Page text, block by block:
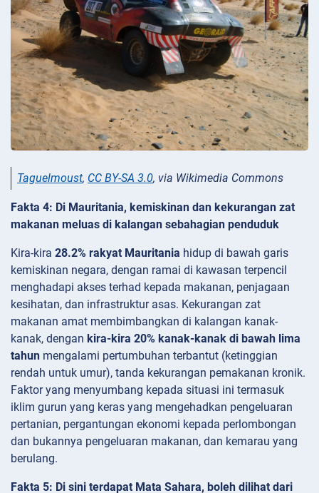
Taguelmoust, CC BY-SA 3.0, via Wikimedia Commons
Fakta 4: Di Mauritania, kemiskinan dan kekurangan zat
makanan meluas di kalangan sebahagian penduduk
Kira-kira 28.2% rakyat Mauritania hidup di bawah garis
kemiskinan negara, dengan ramai di kawasan terpencil
menghadapi akses terhad kepada makanan, penjagaan
kesihatan, dan infrastruktur asas. Kekurangan zat
makanan amat membimbangkan di kalangan kanak-
kanak, dengan kira-kira 20% kanak-kanak di bawah lima
tahun mengalami pertumbuhan terbantut (ketinggian
rendah untuk umur), tanda kekurangan pemakanan kronik.
Faktor yang menyumbang kepada situasi ini termasuk
iklim gurun yang keras yang mengehadkan pengeluaran
pertanian, pergantungan ekonomi kepada perlombongan
dan bukannya pengeluaran makanan, dan kemarau yang
berulang.
Fakta 5: Di sini terdapat Mata Sahara, boleh dilihat dari